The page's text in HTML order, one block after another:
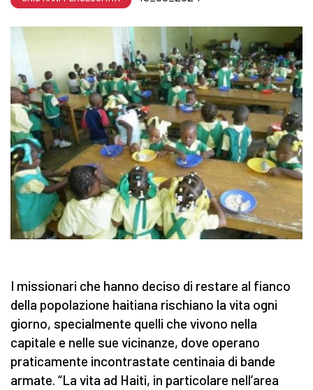
I missionari che hanno deciso di restare al fianco
della popolazione haitiana rischiano la vita ogni
giorno, specialmente quelli che vivono nella
capitale e nelle sue vicinanze, dove operano
praticamente incontrastate centinaia di bande
armate. “La vita ad Haiti, in particolare nell’area